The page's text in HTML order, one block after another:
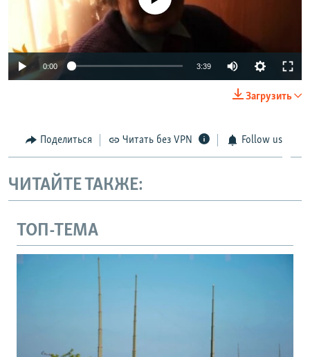
0:00 3:39
Загрузить
Поделиться Читать без VPN Follow us
ЧИТАЙТЕ ТАКЖЕ:
ТОП-ТЕМА